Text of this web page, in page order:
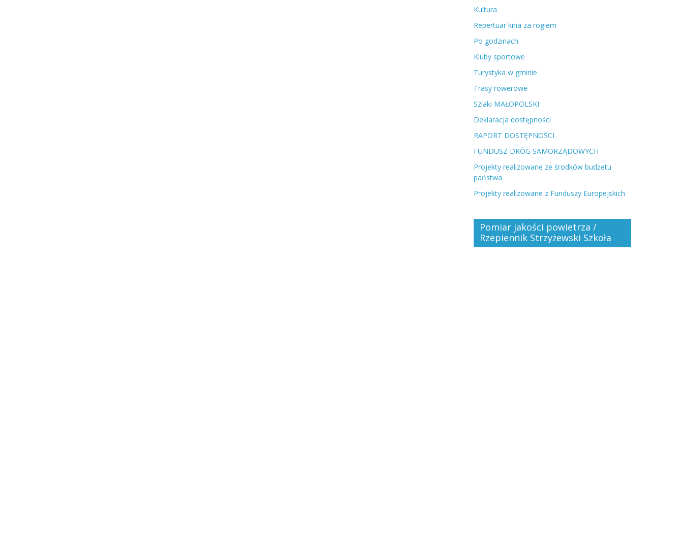
Kultura
Repertuar kina za rogiem
Po godzinach
Kluby sportowe
Turystyka w gminie
Trasy rowerowe
Szlaki MAŁOPOLSKI
Deklaracja dostępności
RAPORT DOSTĘPNOŚCI
FUNDUSZ DRÓG SAMORZĄDOWYCH
Projekty realizowane ze środków budżetu
państwa
Projekty realizowane z Funduszy Europejskich
Pomiar jakości powietrza /
Rzepiennik Strzyżewski Szkoła